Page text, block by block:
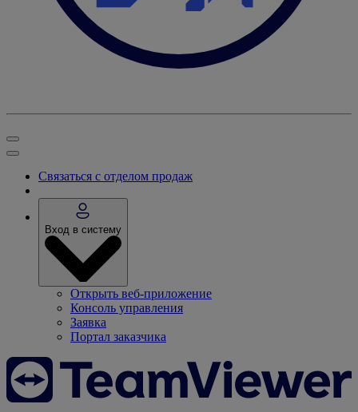
Связаться с отделом продаж
Вход в систему
Открыть веб-приложение
Консоль управления
Заявка
Портал заказчика